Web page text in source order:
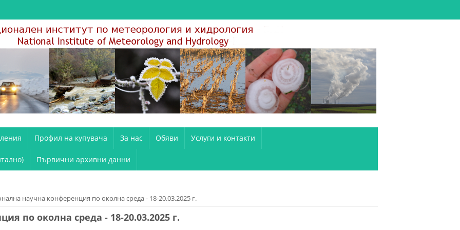
Профил на купувача За нас Обяви Услуги и контакти
Първични архивни данни
научна конференция по околна среда - 18-20.03.2025 г.
по околна среда - 18-20.03.2025 г.